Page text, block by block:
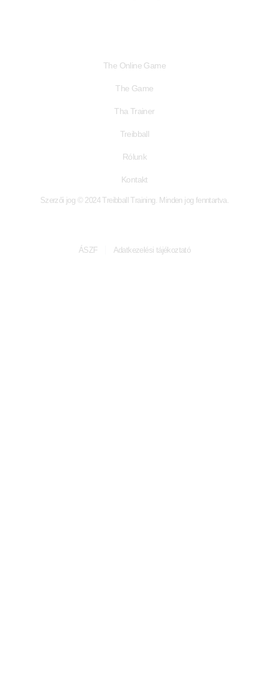
The Online Game
The Game
Tha Trainer
Treibball
Rólunk
Kontakt
Szerzői jog © 2024 Treibball Training. Minden jog fenntartva.
ÁSZF Adatkezelési tájékoztató